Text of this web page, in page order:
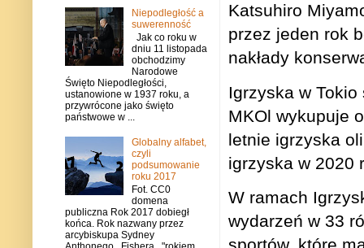
Katsuhiro
przez jeden rok
nakłady
Igrzyska w
MKOl wykupuje
letnie igrzyska
igrzyska w 2020
W ramach
wydarzeń w 33
sportów, które
Niepodległość a
suwerenność
Jak co roku w
dniu 11 listopada
obchodzimy
Narodowe
Święto Niepodległości,
ustanowione w 1937 roku, a
przywrócone jako święto
państwowe w ...
Globalny alfabet,
czyli
podsumowanie
roku 2017
Fot. CC0
domena
publiczna Rok 2017 dobiegł
końca. Rok nazwany przez
arcybiskupa Sydney